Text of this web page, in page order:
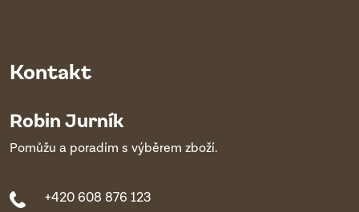
Kontakt
Robin Jurník
Pomůžu a poradím s výběrem zboží.
+420 608 876 123